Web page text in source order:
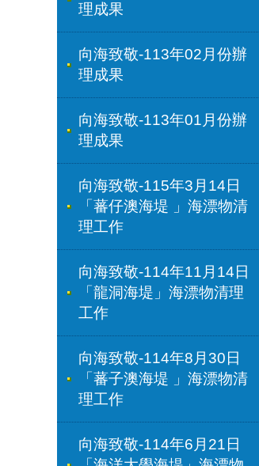
理成果
向海致敬-113年02月份辦
理成果
向海致敬-113年01月份辦
理成果
向海致敬-115年3月14日
「蕃仔澳海堤 」海漂物清
理工作
向海致敬-114年11月14日
「龍洞海堤」海漂物清理
工作
向海致敬-114年8月30日
「蕃子澳海堤 」海漂物清
理工作
向海致敬-114年6月21日